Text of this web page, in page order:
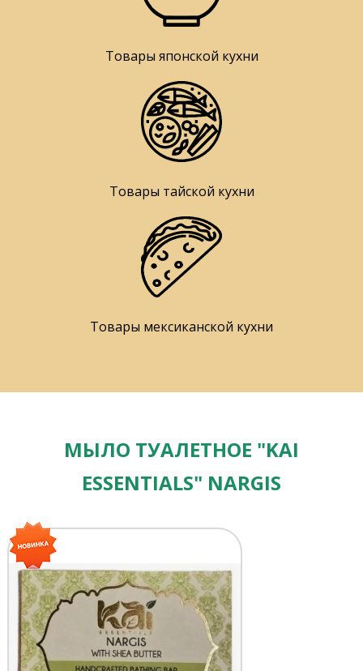
Товары японской кухни
Товары тайской кухни
Товары мексиканской кухни
МЫЛО ТУАЛЕТНОЕ "KAI
ESSENTIALS" NARGIS